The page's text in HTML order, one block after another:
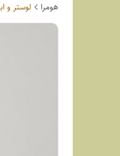
هومرا لوستر و